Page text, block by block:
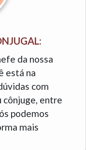
da nossa
está na
com
cônjuge, entre
podemos
mais